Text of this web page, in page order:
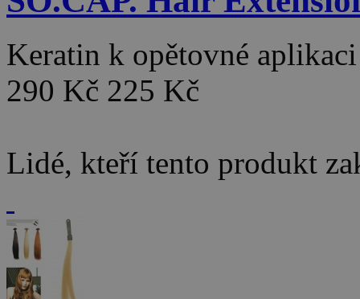
Keratin k opětovné
290 Kč 225 Kč
Lidé, kteří tento produkt